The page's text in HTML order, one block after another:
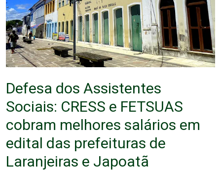
Defesa dos Assistentes
Sociais: CRESS e FETSUAS
cobram melhores salários em
edital das prefeituras de
Laranjeiras e Japoatã